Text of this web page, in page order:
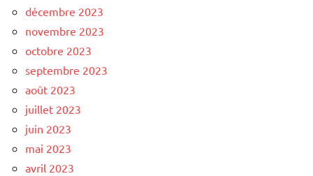
décembre 2023
novembre 2023
octobre 2023
septembre 2023
août 2023
juillet 2023
juin 2023
mai 2023
avril 2023